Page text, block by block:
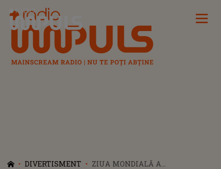
Radio Impuls
DIVERTISMENT
ZIUA MONDIALĂ A